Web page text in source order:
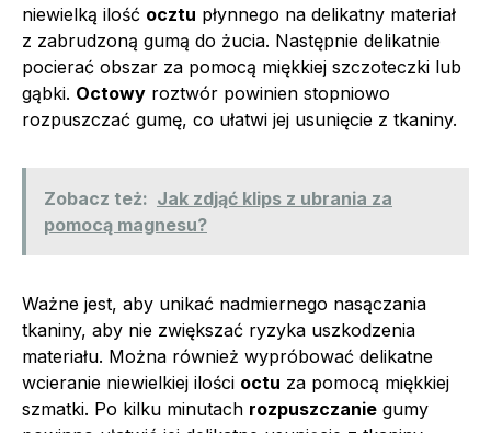
niewielką ilość ocztu płynnego na delikatny materiał
z zabrudzoną gumą do żucia. Następnie delikatnie
pocierać obszar za pomocą miękkiej szczoteczki lub
gąbki. Octowy roztwór powinien stopniowo
rozpuszczać gumę, co ułatwi jej usunięcie z tkaniny.
Zobacz też: Jak zdjąć klips z ubrania za
pomocą magnesu?
Ważne jest, aby unikać nadmiernego nasączania
tkaniny, aby nie zwiększać ryzyka uszkodzenia
materiału. Można również wypróbować delikatne
wcieranie niewielkiej ilości octu za pomocą miękkiej
szmatki. Po kilku minutach rozpuszczanie gumy